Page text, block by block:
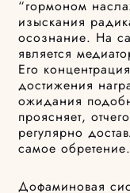
“гормоном
изыскания
осознание. На
является
Его
достижения
ожидания
проясняет,
регулярно
самое обретение.
Дофаминовая